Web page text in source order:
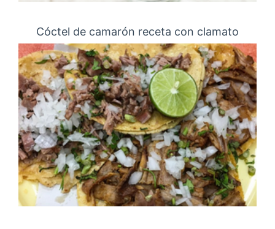
Cóctel de camarón receta con clamato